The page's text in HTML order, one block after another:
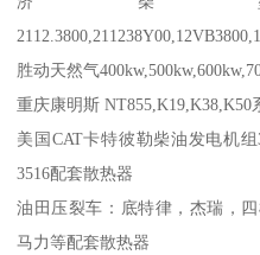
胜动天然气
重庆康明斯 NT855,K19,K38,K50
美国CAT卡特彼勒柴油发电机组
3516配套散热器
油田压裂车：底特律，杰瑞，
马力等配套散热器